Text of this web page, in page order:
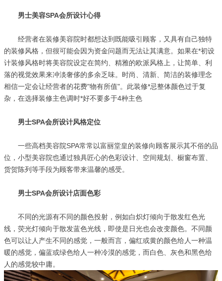
男士美容SPA会所设计心得
经营者在装修美容院时都想达到既能吸引顾客，又具有自己独特
的装修风格，但很可能会因为资金问题而无法让其满意。如果在*初设
计装修风格时将美容院设定在简约、精雅的欧派风格上，让简单、利
落的视觉效果来冲淡奢侈的多余乏味。时尚、清新、简洁的装修理念
相信一定会让经营者的花费"物有所值"。此装修*忌整体颜色过于复
杂，在选择装修主色调时*好不要多于4种主色
男士SPA会所设计风格定位
一些高档美容院SPA常常以富丽堂皇的装修向顾客展示其不俗的品
位，小型美容院也通过独具匠心的色彩设计、空间规划、橱窗布置、
货贺陈列等手段为顾客带来温馨的感受。
男士SPA会所设计店面色彩
不同的光源有不同的颜色投射，例如白炽灯倾向于散发红色光
线，荧光灯倾向于散发蓝色光线，即使是日光也会改变颜色。不同颜
色可以让人产生不同的感觉，一般而言，偏红或黄的颜色给人一种温
暖的感觉，偏蓝或绿色给人一种冷漠的感觉，而白色、灰色和黑色给
人的感觉较中庸。